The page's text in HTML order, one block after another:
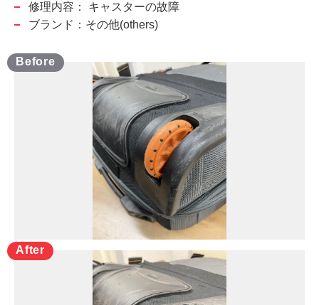
修理内容：
キャスターの故障
ブランド：その他(others)